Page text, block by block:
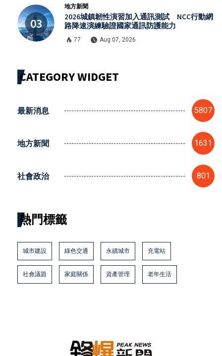
地方新聞
2026城鎮韌性演習加入通訊測試 NCC行動網
路降速演練驗證國家通訊防護能力
77 Aug 07, 2026
CATEGORY WIDGET
最新消息 5807
地方新聞 1631
社會政治 801
熱門標籤
城市建設 綠色交通 永續城市 充電站
社會議題 家庭關係 資產管理 老年生活